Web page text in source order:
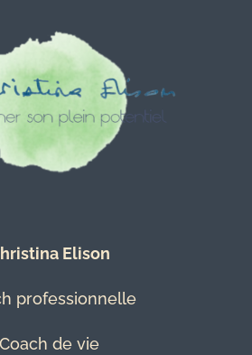
Elison
professionnelle
Coach de vie